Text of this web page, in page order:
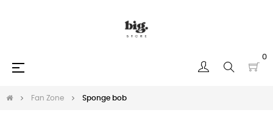
0
Basculer
☰
Fan Zone Sponge bob